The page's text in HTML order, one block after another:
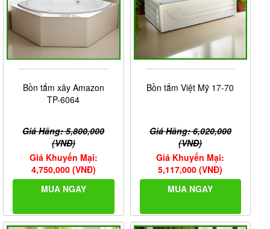
Bồn tắm xây Amazon
TP-6064
Giá Hãng: 5,800,000
(VNĐ)
Giá Khuyến Mại:
4,750,000 (VNĐ)
MUA NGAY
Bồn tắm Việt Mỹ 17-70
Giá Hãng: 6,020,000
(VNĐ)
Giá Khuyến Mại:
5,117,000 (VNĐ)
MUA NGAY